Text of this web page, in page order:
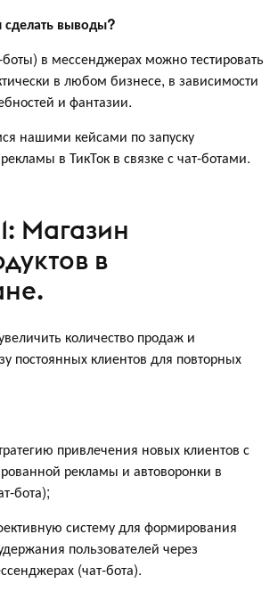
выводы?
в мессенджерах можно тестировать
в любом бизнесе, в зависимости
и фантазии.
нашими кейсами по запуску
в ТикТок в связке с чат-ботами.
Магазин
в
количество продаж и
постоянных клиентов для повторных
привлечения новых клиентов с
рекламы и автоворонки в
бота);
систему для формирования
пользователей через
(чат-бота).